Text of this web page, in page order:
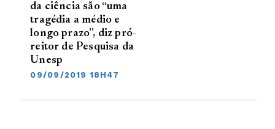
da ciência são “uma
tragédia a médio e
longo prazo”, diz pró-
reitor de Pesquisa da
Unesp
09/09/2019 18H47